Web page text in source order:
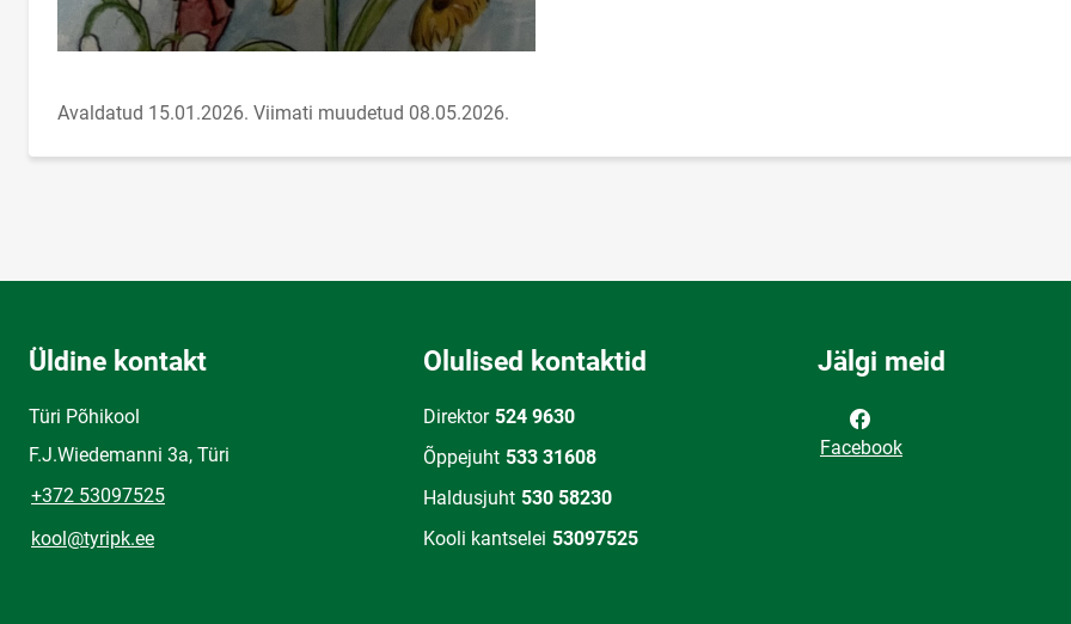
Avaldatud 15.01.2026. Viimati muudetud 08.05.2026.
Üldine kontakt
Türi Põhikool
F.J.Wiedemanni 3a, Türi
+372 53097525
kool@tyripk.ee
Olulised kontaktid
Direktor 524 9630
Õppejuht 533 31608
Haldusjuht 530 58230
Kooli kantselei 53097525
Jälgi meid
Facebook